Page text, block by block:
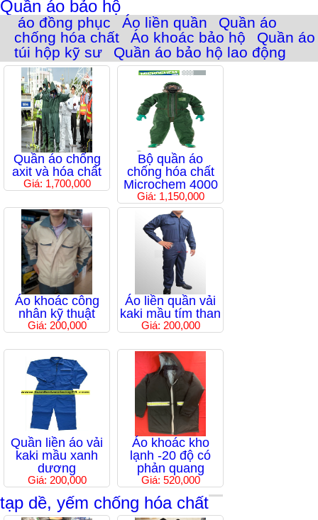
Quần áo bảo hộ
áo đồng phục Áo liền quần
Quần áo
chống hóa chất
Áo khoác bảo hộ
Quần áo
túi hộp kỹ sư
Quần áo bảo hộ lao động
Quần áo chống
axit và hóa chất
Giá: 1,700,000
Bộ quần áo
chống hóa chất
Microchem 4000
Giá: 1,150,000
Áo khoác công
nhân kỹ thuật
Giá: 200,000
Áo liền quần vải
kaki mầu tím than
Giá: 200,000
Quần liền áo vải
kaki mầu xanh
dương
Giá: 200,000
Áo khoác kho
lạnh -20 độ có
phản quang
Giá: 520,000
tạp dề, yếm chống hóa chất